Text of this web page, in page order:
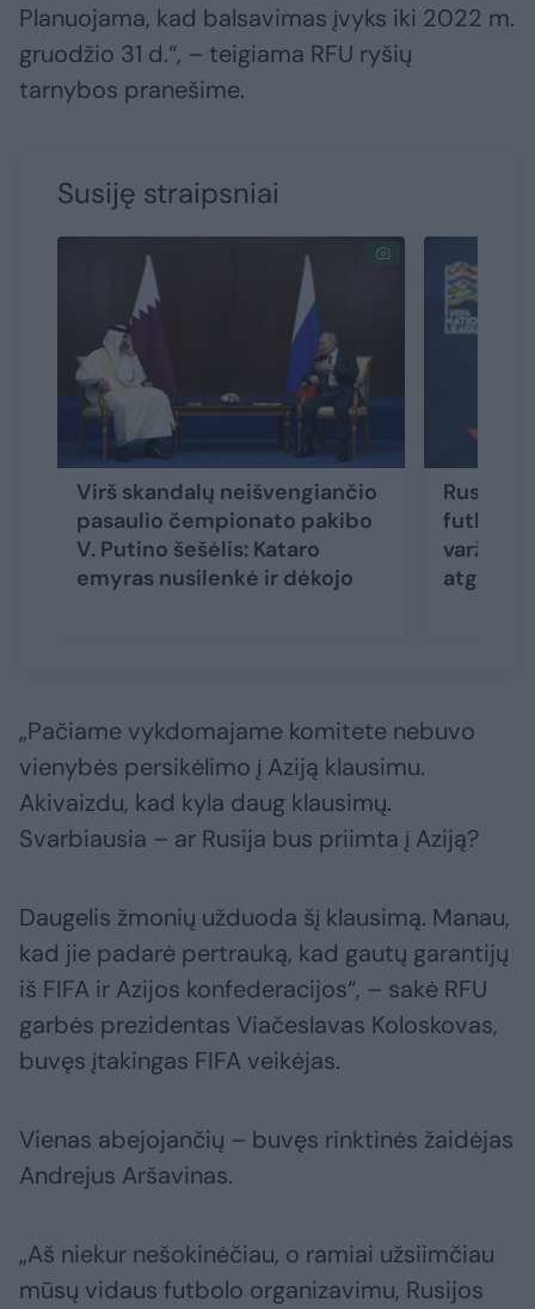
Planuojama, kad balsavimas įvyks iki 2022 m.
gruodžio 31 d.“, – teigiama RFU ryšių
tarnybos pranešime.
Susiję straipsniai
Virš skandalų neišvengiančio
pasaulio čempionato pakibo
V. Putino šešėlis: Kataro
emyras nusilenkė ir dėkojo
Rusija
futbolui
atgal
„Pačiame vykdomajame komitete nebuvo
vienybės persikėlimo į Aziją klausimu.
Akivaizdu, kad kyla daug klausimų.
Svarbiausia – ar Rusija bus priimta į Aziją?
Daugelis žmonių užduoda šį klausimą. Manau,
kad jie padarė pertrauką, kad gautų garantijų
iš FIFA ir Azijos konfederacijos“, – sakė RFU
garbės prezidentas Viačeslavas Koloskovas,
buvęs įtakingas FIFA veikėjas.
Vienas abejojančių – buvęs rinktinės žaidėjas
Andrejus Aršavinas.
„Aš niekur nešokinėčiau, o ramiai užsiimčiau
mūsų vidaus futbolo organizavimu, Rusijos